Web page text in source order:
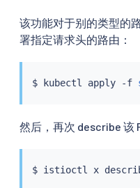
该功能对于别的类型的
署指定请求头的路由：
$ kubectl apply -f
然后，再次 describe 该
$ istioctl x